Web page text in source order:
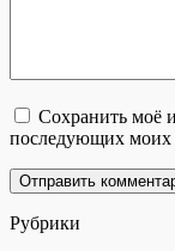
Сохранить моё
последующих моих
Рубрики